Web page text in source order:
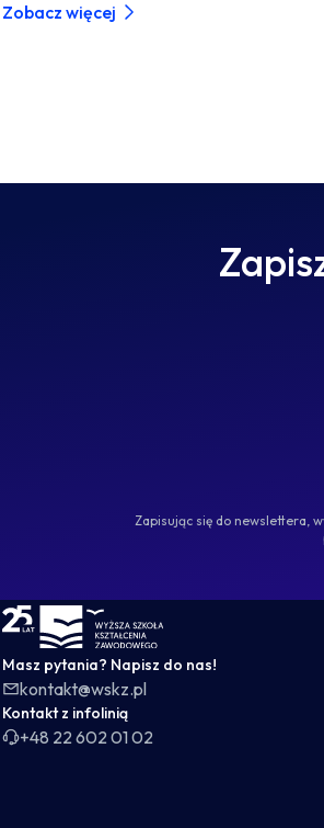
Zobacz więcej
Zapisując się do newslettera,
WSKZ - strona główna
Masz pytania? Napisz do nas!
kontakt@wskz.pl
Kontakt z infolinią
+48 22 602 01 02